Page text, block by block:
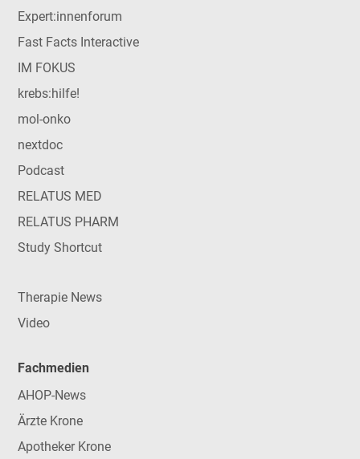
Expert:innenforum
Fast Facts Interactive
IM FOKUS
krebs:hilfe!
mol-onko
nextdoc
Podcast
RELATUS MED
RELATUS PHARM
Study Shortcut
Therapie News
Video
Fachmedien
AHOP-News
Ärzte Krone
Apotheker Krone